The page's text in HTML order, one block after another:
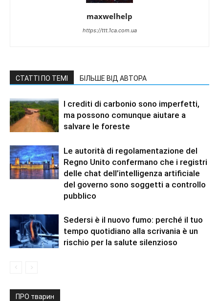
maxwelhelp
https://ttt.1ca.com.ua
СТАТТІ ПО ТЕМІ БІЛЬШЕ ВІД АВТОРА
I crediti di carbonio sono imperfetti,
ma possono comunque aiutare a
salvare le foreste
Le autorità di regolamentazione del
Regno Unito confermano che i registri
delle chat dell’intelligenza artificiale
del governo sono soggetti a controllo
pubblico
Sedersi è il nuovo fumo: perché il tuo
tempo quotidiano alla scrivania è un
rischio per la salute silenzioso
ПРО тварин